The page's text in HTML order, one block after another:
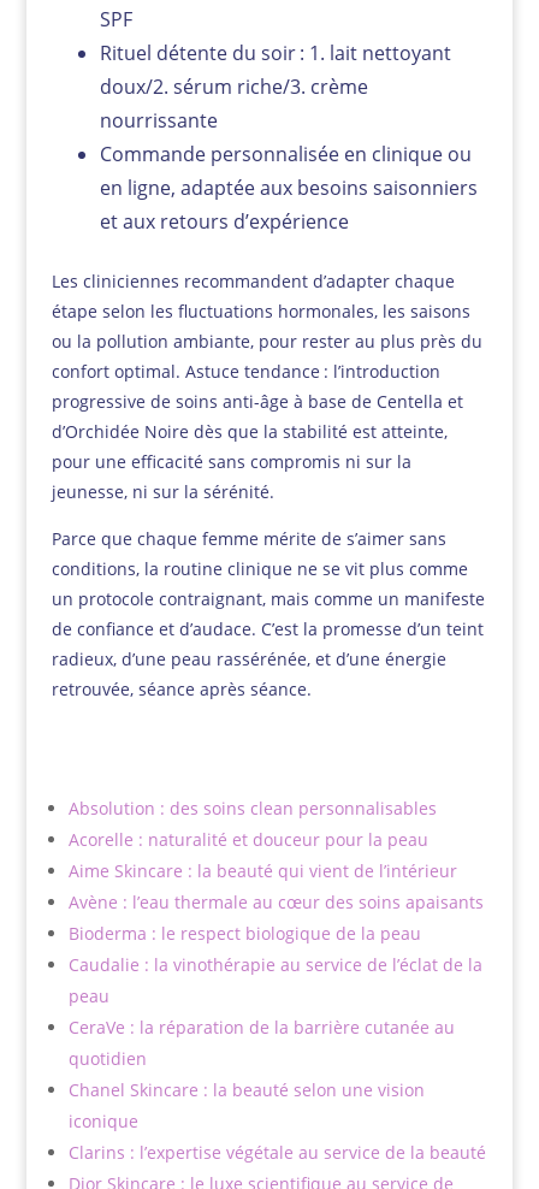
SPF
Rituel détente du soir : 1. lait nettoyant
doux/2. sérum riche/3. crème
nourrissante
Commande personnalisée en clinique ou
en ligne, adaptée aux besoins saisonniers
et aux retours d’expérience
Les cliniciennes recommandent d’adapter chaque
étape selon les fluctuations hormonales, les saisons
ou la pollution ambiante, pour rester au plus près du
confort optimal. Astuce tendance : l’introduction
progressive de soins anti-âge à base de Centella et
d’Orchidée Noire dès que la stabilité est atteinte,
pour une efficacité sans compromis ni sur la
jeunesse, ni sur la sérénité.
Parce que chaque femme mérite de s’aimer sans
conditions, la routine clinique ne se vit plus comme
un protocole contraignant, mais comme un manifeste
de confiance et d’audace. C’est la promesse d’un teint
radieux, d’une peau rassérénée, et d’une énergie
retrouvée, séance après séance.
Absolution : des soins clean personnalisables
Acorelle : naturalité et douceur pour la peau
Aime Skincare : la beauté qui vient de l’intérieur
Avène : l’eau thermale au cœur des soins apaisants
Bioderma : le respect biologique de la peau
Caudalie : la vinothérapie au service de l’éclat de la
peau
CeraVe : la réparation de la barrière cutanée au
quotidien
Chanel Skincare : la beauté selon une vision
iconique
Clarins : l’expertise végétale au service de la beauté
Dior Skincare : le luxe scientifique au service de